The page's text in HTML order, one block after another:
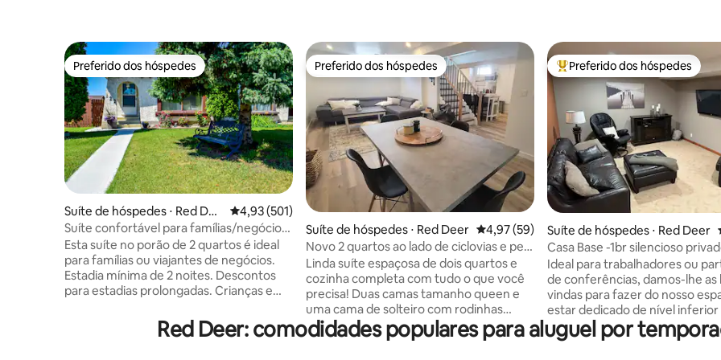
Preferido dos hóspedes
Preferido dos hóspedes
Suíte de hóspedes ⋅ Red Dee
r
4,93 de uma avaliação média de 5, 501 avaliações
4,93 (501)
Suíte confortável para famílias/negócios
★★★★
Esta suíte no porão de 2 quartos é ideal
para famílias ou viajantes de negócios.
Estadia mínima de 2 noites. Descontos
para estadias prolongadas. Crianças e
de dois) são bem-vindos (há um quintal
cercado). Algumas comodidades são 2
Preferido dos hóspedes
Preferido dos hóspedes
Suíte de hóspedes ⋅ Red Deer 4,97 de uma avaliação média de 5, 59
4,97 (59)
Novo 2 quartos ao lado de ciclovias e pela
faculdade
Linda suíte espaçosa de dois quartos e
cozinha completa com tudo o que você
precisa! Duas camas tamanho queen e
uma cama de solteiro com rodinhas
podem acomodar até cinco pessoas.
Temos um espaço de trabalho com uma
Entre os melhores preferidos
Preferido dos hóspedes
Suíte de hóspedes ⋅ Red Deer
Casa Base -1br silencioso
dedicado nível inferior
Ideal para trabalhadores ou
de conferências, damos-lhe as
vindas para fazer do nosso
estar dedicado de nível inferior
casa longe de casa. O nível inferior
dedicado é acessado através
Red Deer: comodidades populares para aluguel por